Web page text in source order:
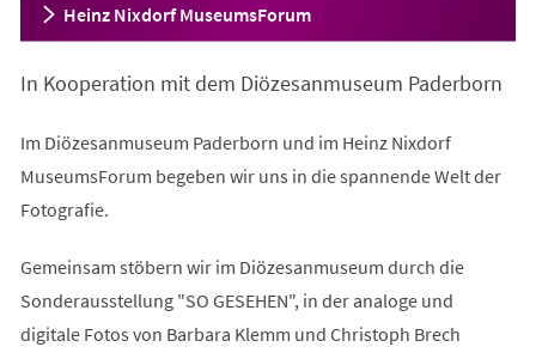
Heinz Nixdorf MuseumsForum
In Kooperation mit dem Diözesanmuseum Paderborn
Im Diözesanmuseum Paderborn und im Heinz Nixdorf
MuseumsForum begeben wir uns in die spannende Welt der
Fotografie.
Gemeinsam stöbern wir im Diözesanmuseum durch die
Sonderausstellung "SO GESEHEN", in der analoge und
digitale Fotos von Barbara Klemm und Christoph Brech